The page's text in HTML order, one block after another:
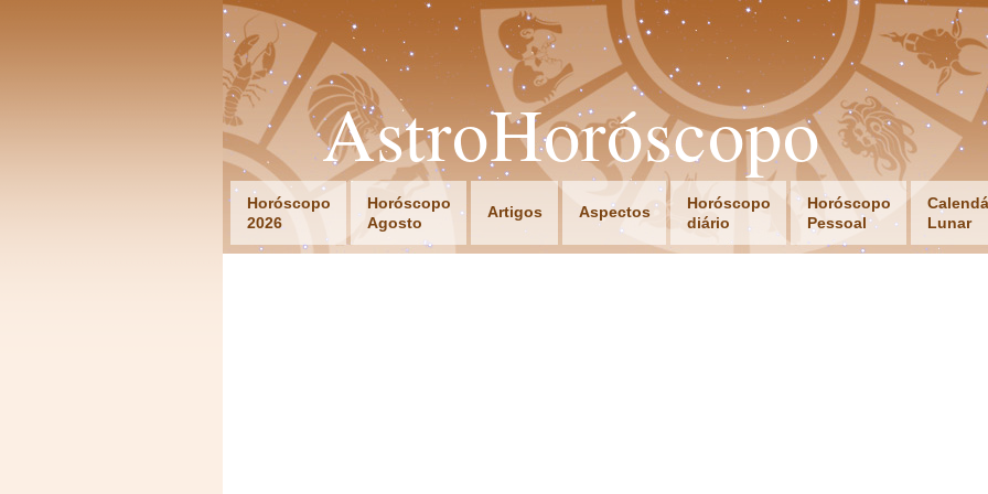
AstroHoróscopo
Horóscopo
2026
Horóscopo
Agosto
Artigos Aspectos
Horóscopo
diário
Horóscopo
Pessoal
Lunar